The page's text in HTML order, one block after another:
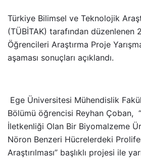
Türkiye Bilimsel ve Teknolojik
(TÜBİTAK) tarafından düzenlenen
Öğrencileri Araştırma Proje
aşaması sonuçları açıklandı.
Ege Üniversitesi Mühendislik
Bölümü öğrencisi Reyhan Çoban,
İletkenliği Olan Bir Biyomalzeme
Nöron Benzeri Hücrelerdeki
Araştırılması” başlıklı projesi ile